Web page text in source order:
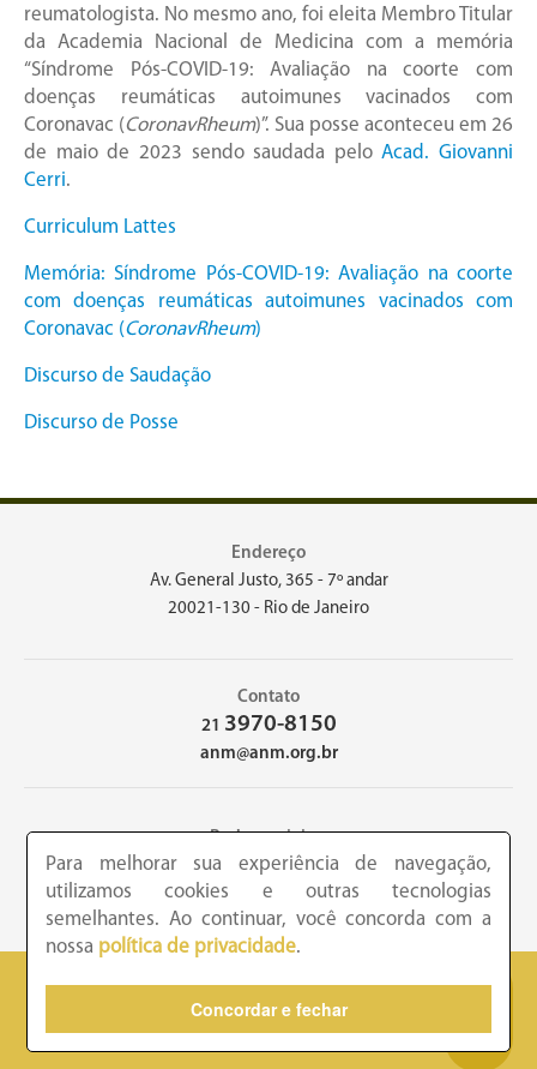
reumatologista. No mesmo ano, foi eleita Membro Titular
da Academia Nacional de Medicina com a memória
“Síndrome Pós-COVID-19: Avaliação na coorte com
doenças reumáticas autoimunes vacinados com
Coronavac (CoronavRheum)”. Sua posse aconteceu em 26
de maio de 2023 sendo saudada peloAcad. Giovanni
Cerri.
Curriculum Lattes
Memória: Síndrome Pós-COVID-19: Avaliação na coorte
com doenças reumáticas autoimunes vacinados com
Coronavac (CoronavRheum)
Discurso de Saudação
Discurso de Posse
Endereço
Av. General Justo, 365 - 7º andar
20021-130 - Rio de Janeiro
Contato
21 3970-8150
anm@anm.org.br
Redes sociais
2026 - Academia Nacional de Medicina - Copyright © todos os
direitos reservados
Para melhorar sua experiência de navegação,
utilizamos cookies e outras tecnologias
semelhantes. Ao continuar, você concorda com a
nossa política de privacidade.
Concordar e fechar